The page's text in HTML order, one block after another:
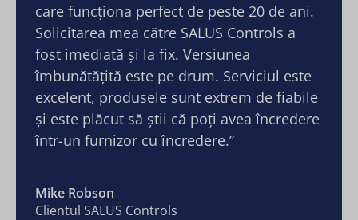
care funcționa perfect de peste 20 de ani.
Solicitarea mea către SALUS Controls a
fost imediată și la fix. Versiunea
îmbunătățită este pe drum. Serviciul este
excelent, produsele sunt extrem de fiabile
și este plăcut să știi că poți avea încredere
într-un furnizor cu încredere.”
Mike Robson
Clientul SALUS Controls